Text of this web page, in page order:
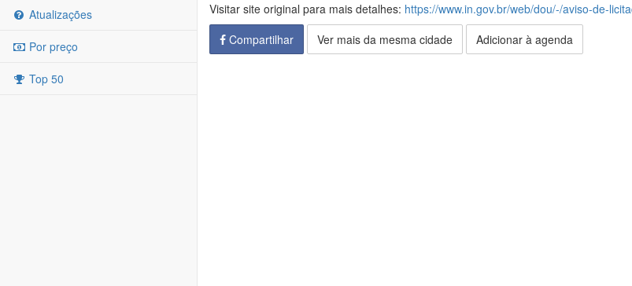
Atualizações
Por preço
Top 50
Visitar site original para mais detalhes: https://www.in.gov.br/web/dou/-/aviso-de-
Compartilhar
Ver mais da mesma cidade Adicionar à agenda